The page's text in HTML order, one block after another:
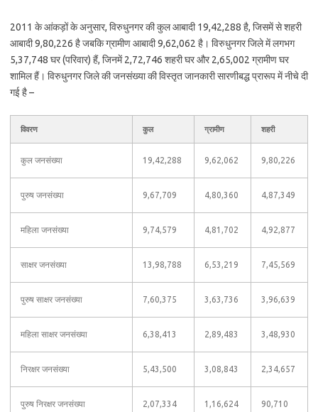
2011 के आंकड़ों के अनुसार, विरुधुनगर की कुल आबादी 19,42,288 है, जिसमें से शहरी
आबादी 9,80,226 है जबकि ग्रामीण आबादी 9,62,062 है। विरुधुनगर जिले में लगभग
5,37,748 घर (परिवार) हैं, जिनमें 2,72,746 शहरी घर और 2,65,002 ग्रामीण घर
शामिल हैं। विरुधुनगर जिले की जनसंख्या की विस्तृत जानकारी सारणीबद्ध प्रारूप में नीचे दी
गई है –
विवरण कुल ग्रामीण शहरी
कुल जनसंख्या 19,42,288 9,62,062 9,80,226
पुरुष जनसंख्या 9,67,709 4,80,360 4,87,349
महिला जनसंख्या 9,74,579 4,81,702 4,92,877
साक्षर जनसंख्या 13,98,788 6,53,219 7,45,569
पुरुष साक्षर जनसंख्या 7,60,375 3,63,736 3,96,639
महिला साक्षर जनसंख्या 6,38,413 2,89,483 3,48,930
निरक्षर जनसंख्या 5,43,500 3,08,843 2,34,657
पुरुष निरक्षर जनसंख्या 2,07,334 1,16,624 90,710